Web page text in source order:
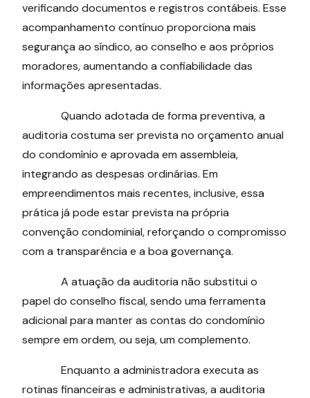
verificando documentos e registros contábeis. Esse
acompanhamento contínuo proporciona mais
segurança ao síndico, ao conselho e aos próprios
moradores, aumentando a confiabilidade das
informações apresentadas.
Quando adotada de forma preventiva, a
auditoria costuma ser prevista no orçamento anual
do condomínio e aprovada em assembleia,
integrando as despesas ordinárias. Em
empreendimentos mais recentes, inclusive, essa
prática já pode estar prevista na própria
convenção condominial, reforçando o compromisso
com a transparência e a boa governança.
A atuação da auditoria não substitui o
papel do conselho fiscal, sendo uma ferramenta
adicional para manter as contas do condomínio
sempre em ordem, ou seja, um complemento.
Enquanto a administradora executa as
rotinas financeiras e administrativas, a auditoria